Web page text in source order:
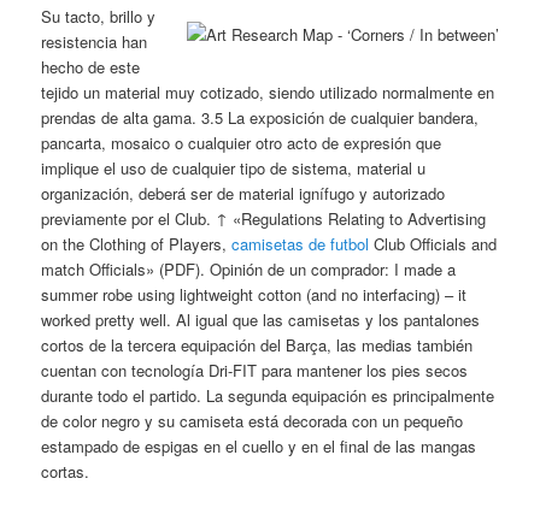
Su tacto, brillo y
resistencia han
hecho de este
tejido un material muy cotizado, siendo utilizado normalmente en
prendas de alta gama. 3.5 La exposición de cualquier bandera,
pancarta, mosaico o cualquier otro acto de expresión que
implique el uso de cualquier tipo de sistema, material u
organización, deberá ser de material ignífugo y autorizado
previamente por el Club. ↑ «Regulations Relating to Advertising
on the Clothing of Players,camisetas de futbol Club Officials and
match Officials» (PDF). Opinión de un comprador: I made a
summer robe using lightweight cotton (and no interfacing) – it
worked pretty well. Al igual que las camisetas y los pantalones
cortos de la tercera equipación del Barça, las medias también
cuentan con tecnología Dri-FIT para mantener los pies secos
durante todo el partido. La segunda equipación es principalmente
de color negro y su camiseta está decorada con un pequeño
estampado de espigas en el cuello y en el final de las mangas
cortas.